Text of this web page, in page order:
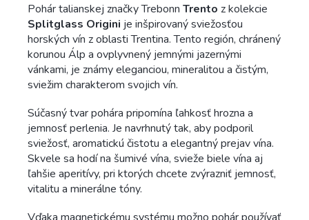
Pohár talianskej značky Trebonn Trento z kolekcie
Splitglass Origini je inšpirovaný sviežosťou
horských vín z oblasti Trentina. Tento región, chránený
korunou Álp a ovplyvnený jemnými jazernými
vánkami, je známy eleganciou, mineralitou a čistým,
sviežim charakterom svojich vín.
Súčasný tvar pohára pripomína ľahkosť hrozna a
jemnosť perlenia. Je navrhnutý tak, aby podporil
sviežosť, aromatickú čistotu a elegantný prejav vína.
Skvele sa hodí na šumivé vína, svieže biele vína aj
ľahšie aperitívy, pri ktorých chcete zvýrazniť jemnosť,
vitalitu a minerálne tóny.